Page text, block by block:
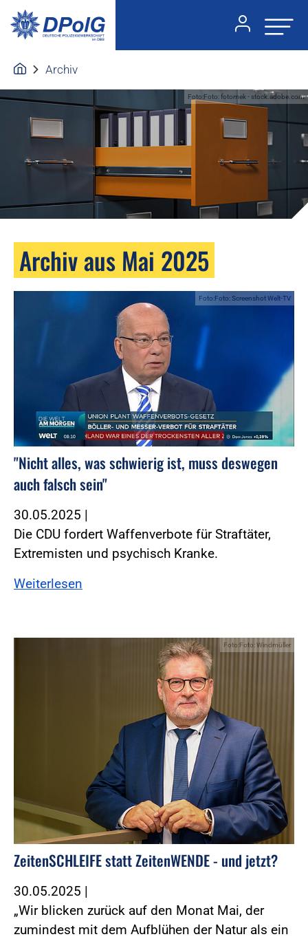
Archiv
Foto:Foto: fotomek - stock.adobe.com
Archiv aus Mai 2025
Foto:Foto: Screenshot Welt-TV
"Nicht alles, was schwierig ist, muss deswegen
auch falsch sein"
30.05.2025 |
Die CDU fordert Waffenverbote für Straftäter,
Extremisten und psychisch Kranke.
Weiterlesen
Foto:Foto: Windmüller
ZeitenSCHLEIFE statt ZeitenWENDE - und jetzt?
30.05.2025 |
„Wir blicken zurück auf den Monat Mai, der
zumindest mit dem Aufblühen der Natur als ein